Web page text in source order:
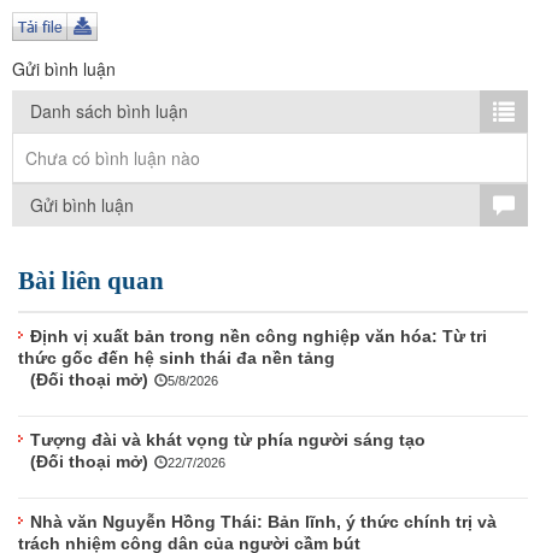
TÌM KIẾM
Vận hành bởi QI Corp
Gửi bình luận
Danh sách bình luận
Chưa có bình luận nào
Gửi bình luận
Bài liên quan
Định vị xuất bản trong nền công nghiệp văn hóa: Từ tri
thức gốc đến hệ sinh thái đa nền tảng
(Đối thoại mở)
5/8/2026
Tượng đài và khát vọng từ phía người sáng tạo
(Đối thoại mở)
22/7/2026
Nhà văn Nguyễn Hồng Thái: Bản lĩnh, ý thức chính trị và
trách nhiệm công dân của người cầm bút